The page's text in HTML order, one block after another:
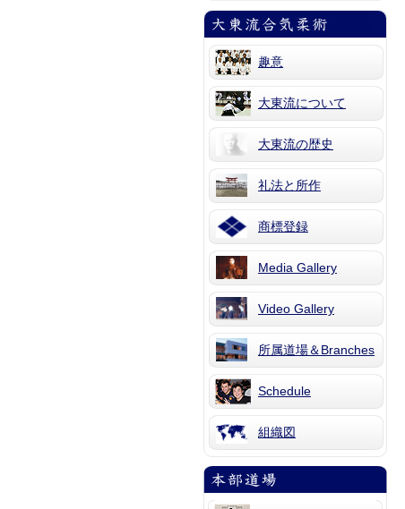
趣意
大東流について
大東流の歴史
礼法と所作
商標登録
Media Gallery
Video Gallery
所属道場＆Branches
Schedule
組織図